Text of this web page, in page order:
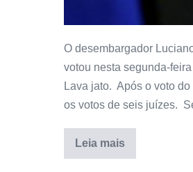
O desembargador
votou nesta segunda-
Lava jato. Após o voto
os votos de seis juízes.
Leia mais